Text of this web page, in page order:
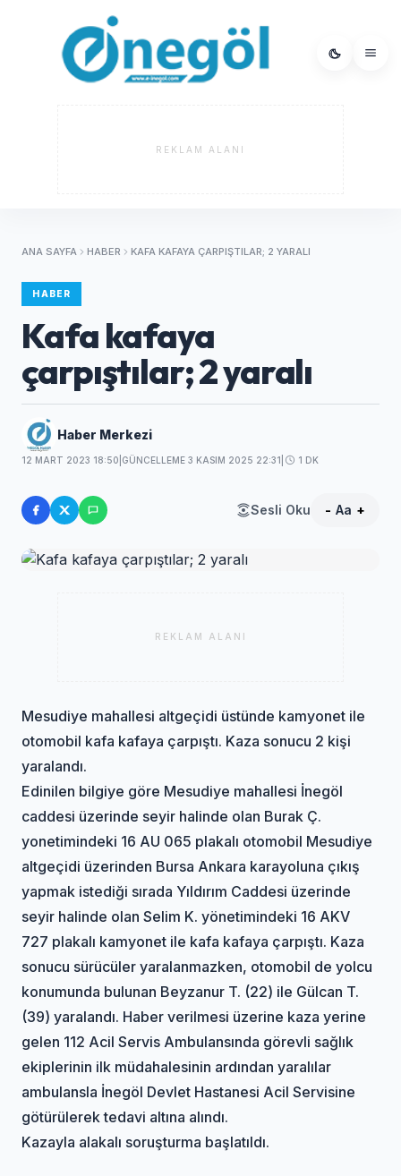
REKLAM ALANI
ANA SAYFA HABER KAFA KAFAYA ÇARPIŞTILAR; 2 YARALI
HABER
Kafa kafaya
çarpıştılar; 2 yaralı
Haber Merkezi
12 MART 2023 18:50 GÜNCELLEME 3 KASIM 2025 22:31 1 DK
Sesli Oku - Aa +
REKLAM ALANI
Mesudiye mahallesi altgeçidi üstünde kamyonet ile
otomobil kafa kafaya çarpıştı. Kaza sonucu 2 kişi
yaralandı.
Edinilen bilgiye göre Mesudiye mahallesi İnegöl
caddesi üzerinde seyir halinde olan Burak Ç.
yonetimindeki 16 AU 065 plakalı otomobil Mesudiye
altgeçidi üzerinden Bursa Ankara karayoluna çıkış
yapmak istediği sırada Yıldırım Caddesi üzerinde
seyir halinde olan Selim K. yönetimindeki 16 AKV
727 plakalı kamyonet ile kafa kafaya çarpıştı. Kaza
sonucu sürücüler yaralanmazken, otomobil de yolcu
konumunda bulunan Beyzanur T. (22) ile Gülcan T.
(39) yaralandı. Haber verilmesi üzerine kaza yerine
gelen 112 Acil Servis Ambulansında görevli sağlık
ekiplerinin ilk müdahalesinin ardından yaralılar
ambulansla İnegöl Devlet Hastanesi Acil Servisine
götürülerek tedavi altına alındı.
Kazayla alakalı soruşturma başlatıldı.